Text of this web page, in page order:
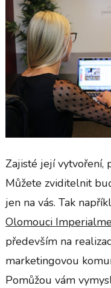
Zajisté její vytvoření,
Můžete zviditelnit
jen na vás. Tak
Olomouci
především na
marketingovou
Pomůžou vám